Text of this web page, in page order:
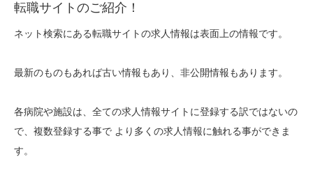
転職サイトのご紹介！
ネット検索にある転職サイトの求人情報は表面上の情報です。
最新のものもあれば古い情報もあり、非公開情報もあります。
各病院や施設は、全ての求人情報サイトに登録する訳ではないの
で、複数登録する事で より多くの求人情報に触れる事ができま
す。